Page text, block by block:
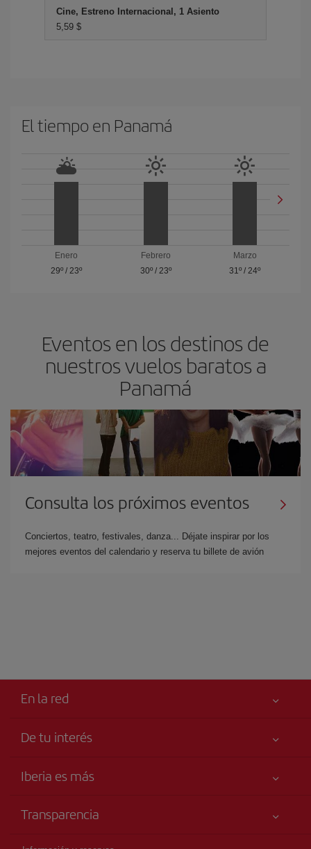
Cine, Estreno Internacional, 1 Asiento
5,59 $
El tiempo en Panamá
Enero
29º/ 23º
Febrero
30º/ 23º
Marzo
31º /24º
Eventos en los destinos de
nuestros vuelos baratos a
Panamá
Consulta los próximos eventos
Conciertos, teatro, festivales, danza... Déjate inspirar por los
mejores eventos del calendario y reserva tu billete de avión
En la red
De tu interés
Tu seguridad es lo primero
Iberia es más
Talento a bordo
Grupo Iberia
Transparencia